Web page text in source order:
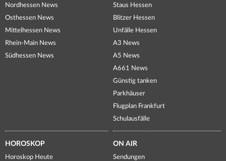
Nordhessen News
Osthessen News
Mittelhessen News
Rhein-Main News
Südhessen News
Staus Hessen
Blitzer Hessen
Unfälle Hessen
A3 News
A5 News
A661 News
Günstig tanken
Parkhäuser
Flugplan Frankfurt
Schulausfälle
HOROSKOP
Horoskop Heute
ON AIR
Sendungen